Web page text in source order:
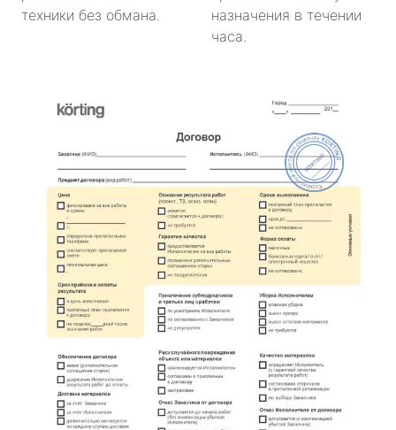
техники без обмана.
назначения в течении
часа.